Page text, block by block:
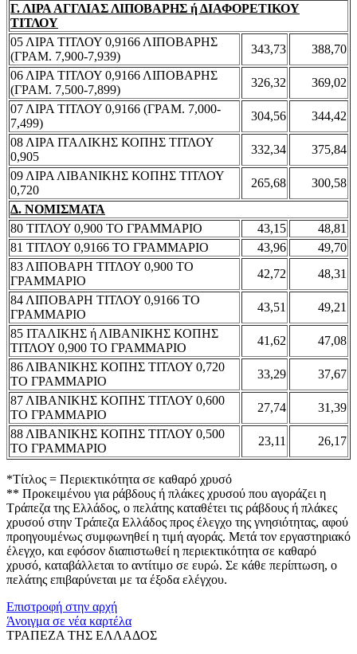
Γ. ΛΙΡΑ ΑΓΓΛΙΑΣ ΛΙΠΟΒΑΡΗΣ ή ΔΙΑΦΟΡΕΤΙΚΟΥ
ΤΙΤΛΟΥ
05 ΛΙΡΑ ΤΙΤΛΟΥ 0,9166 ΛΙΠΟΒΑΡΗΣ
(ΓΡΑΜ. 7,900-7,939)
343,73
388,70
06 ΛΙΡΑ ΤΙΤΛΟΥ 0,9166 ΛΙΠΟΒΑΡΗΣ
(ΓΡΑΜ. 7,500-7,899)
326,32
369,02
07 ΛΙΡΑ ΤΙΤΛΟΥ 0,9166 (ΓΡΑΜ. 7,000-
7,499)
304,56
344,42
08 ΛΙΡΑ ΙΤΑΛΙΚΗΣ ΚΟΠΗΣ ΤΙΤΛΟΥ
0,905
332,34
375,84
09 ΛΙΡΑ ΛΙΒΑΝΙΚΗΣ ΚΟΠΗΣ ΤΙΤΛΟΥ
0,720
265,68
300,58
Δ. ΝΟΜΙΣΜΑΤΑ
80 ΤΙΤΛΟΥ 0,900 ΤΟ ΓΡΑΜΜΑΡΙΟ
43,15
48,81
81 ΤΙΤΛΟΥ 0,9166 ΤΟ ΓΡΑΜΜΑΡΙΟ
43,96
49,70
83 ΛΙΠΟΒΑΡΗ ΤΙΤΛΟΥ 0,900 ΤΟ
ΓΡΑΜΜΑΡΙΟ
42,72
48,31
84 ΛΙΠΟΒΑΡΗ ΤΙΤΛΟΥ 0,9166 ΤΟ
ΓΡΑΜΜΑΡΙΟ
43,51
49,21
85 ΙΤΑΛΙΚΗΣ ή ΛΙΒΑΝΙΚΗΣ ΚΟΠΗΣ
ΤΙΤΛΟΥ 0,900 ΤΟ ΓΡΑΜΜΑΡΙΟ
41,62
47,08
86 ΛΙΒΑΝΙΚΗΣ ΚΟΠΗΣ ΤΙΤΛΟΥ 0,720
ΤΟ ΓΡΑΜΜΑΡΙΟ
33,29
37,67
87 ΛΙΒΑΝΙΚΗΣ ΚΟΠΗΣ ΤΙΤΛΟΥ 0,600
ΤΟ ΓΡΑΜΜΑΡΙΟ
27,74
31,39
88 ΛΙΒΑΝΙΚΗΣ ΚΟΠΗΣ ΤΙΤΛΟΥ 0,500
ΤΟ ΓΡΑΜΜΑΡΙΟ
23,11 26,17
*Τίτλος = Περιεκτικότητα σε καθαρό χρυσό
** Προκειμένου για ράβδους ή πλάκες χρυσού που αγοράζει η
Τράπεζα της Ελλάδος, ο πελάτης καταθέτει τις ράβδους ή πλάκες
χρυσού στην Τράπεζα Ελλάδος προς έλεγχο της γνησιότητας, αφού
προηγουμένως συμφωνηθεί η τιμή αγοράς. Μετά τον εργαστηριακό
έλεγχο, και εφόσον διαπιστωθεί η περιεκτικότητα σε καθαρό
χρυσό, καταβάλλεται το αντίτιμο σε ευρώ. Σε κάθε περίπτωση, ο
πελάτης επιβαρύνεται με τα έξοδα ελέγχου.
Επιστροφή στην αρχή
Άνοιγμα σε νέα καρτέλα
ΤΡΑΠΕΖΑ ΤΗΣ ΕΛΛΑΔΟΣ